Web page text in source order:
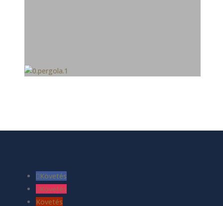
Követés
Követés
Követés